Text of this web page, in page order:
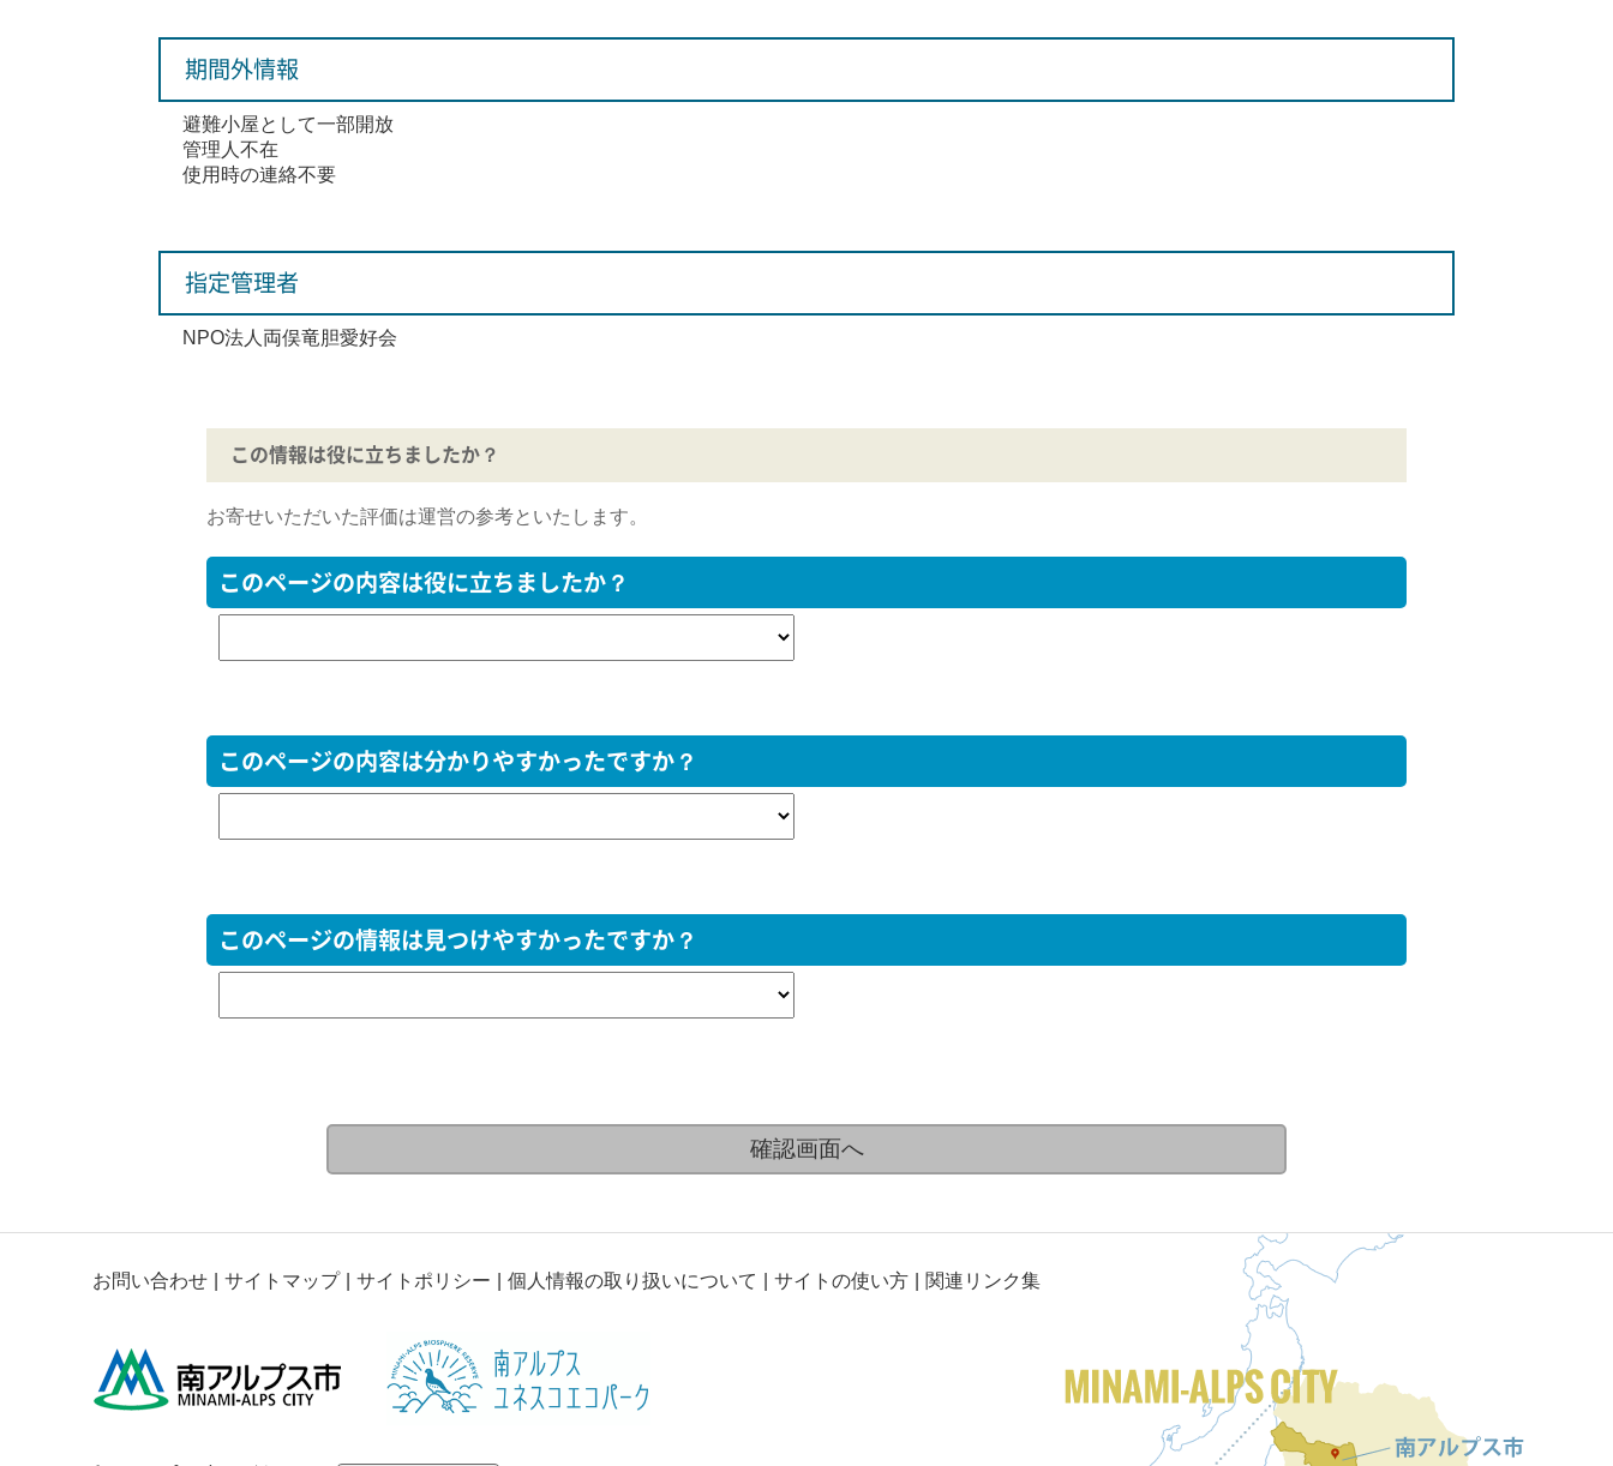
期間外情報
避難小屋として一部開放
管理人不在
使用時の連絡不要
指定管理者
NPO法人両俣竜胆愛好会
この情報は役に立ちましたか？
お寄せいただいた評価は運営の参考といたします。
このページの内容は役に立ちましたか？
このページの内容は分かりやすかったですか？
このページの情報は見つけやすかったですか？
お問い合わせ サイトマップ サイトポリシー 個人情報の取り扱いについて サイトの使い方 関連リンク集